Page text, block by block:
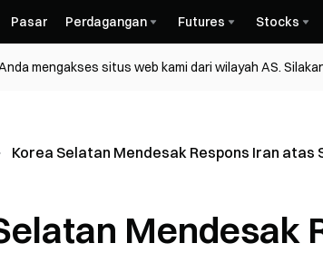
Pasar Perdagangan Futures Stocks
mengakses situs web kami dari wilayah AS.
Korea Selatan Mendesak Respons Iran atas
Mendesak